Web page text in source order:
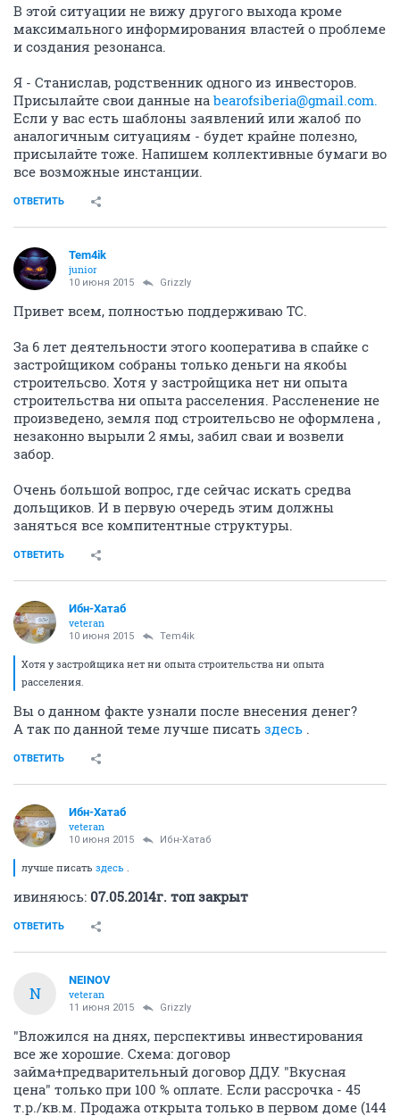
В этой ситуации не вижу другого выхода кроме
максимального информирования властей о проблеме
и создания резонанса.
Я - Станислав, родственник одного из инвесторов.
Присылайте свои данные на bearofsiberia@gmail.com.
Если у вас есть шаблоны заявлений или жалоб по
аналогичным ситуациям - будет крайне полезно,
присылайте тоже. Напишем коллективные бумаги во
все возможные инстанции.
ОТВЕТИТЬ
Tem4ik
junior
10 июня 2015 Grizzly
Привет всем, полностью поддерживаю ТС.
За 6 лет деятельности этого кооператива в спайке с
застройщиком собраны только деньги на якобы
строительсво. Хотя у застройщика нет ни опыта
строительства ни опыта расселения. Рассленение не
произведено, земля под строительсво не оформлена ,
незаконно вырыли 2 ямы, забил сваи и возвели
забор.
Очень большой вопрос, где сейчас искать средва
дольщиков. И в первую очередь этим должны
заняться все компитентные структуры.
ОТВЕТИТЬ
Ибн-Хатаб
veteran
10 июня 2015 Tem4ik
Хотя у застройщика нет ни опыта строительства ни опыта
расселения.
Вы о данном факте узнали после внесения денег?
А так по данной теме лучше писать здесь .
ОТВЕТИТЬ
Ибн-Хатаб
veteran
10 июня 2015 Ибн-Хатаб
лучше писать здесь
ивиняюсь: 07.05.2014г. топ закрыт
ОТВЕТИТЬ
N
NEINOV
veteran
11 июня 2015 Grizzly
"Вложился на днях, перспективы инвестирования
все же хорошие. Схема: договор
займа+предварительный договор ДДУ. "Вкусная
цена" только при 100 % оплате. Если рассрочка - 45
т.р./кв.м. Продажа открыта только в первом доме (144